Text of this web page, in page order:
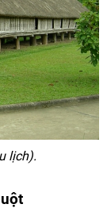
lịch).